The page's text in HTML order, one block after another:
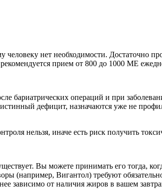
нет необходимости. Достаточно
прием от 800 до 1000 МЕ
бариатрических операций и при
дефицит, назначаются уже не
нельзя, иначе есть риск получить
Вы можете принимать его тогда,
(например, Вигантол) требуют
от наличия жиров в вашем